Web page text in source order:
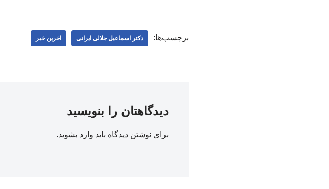
برچسب‌ها: دکتر اسماعیل جلالی ایرانی اخرین خبر
دیدگاهتان را بنویسید
برای نوشتن دیدگاه باید وارد بشوید.